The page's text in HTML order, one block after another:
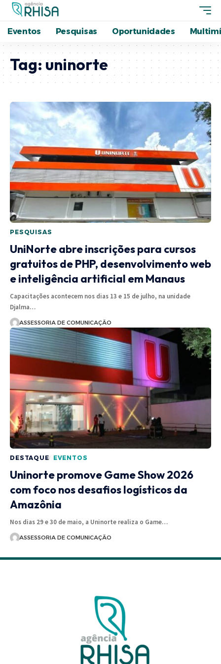
Eventos Pesquisas Oportunidades
Tag: uninorte
PESQUISAS
UniNorte abre inscrições para cursos
gratuitos de PHP, desenvolvimento web
e inteligência artificial em Manaus
Capacitações acontecem nos dias 13 e 15 de julho, na unidade
Djalma…
ASSESSORIA DE COMUNICAÇÃO
DESTAQUE EVENTOS
Uninorte promove Game Show 2026
com foco nos desafios logísticos da
Amazônia
Nos dias 29 e 30 de maio, a Uninorte realiza o Game…
ASSESSORIA DE COMUNICAÇÃO